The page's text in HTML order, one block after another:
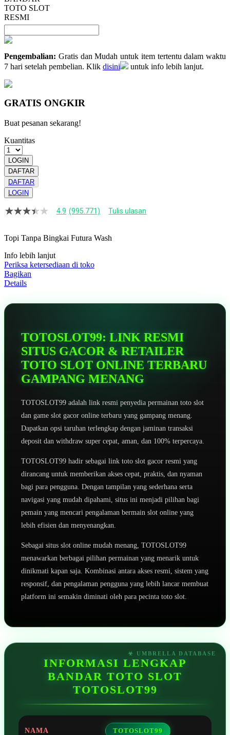
TOTO SLOT
RESMI
Pengembalian: Gratis dan Mudah untuk item tertentu dalam waktu
7 hari setelah pembelian. Klik disini untuk info lebih lanjut.
GRATIS ONGKIR
Buat pesanan sekarang!
Kuantitas
LOGIN
DAFTAR
DAFTAR
LOGIN
4.9
bintang,
rating
rata-
rata.
Read
13
Tautan
4.9 (995.771) Tulis ulasan
Topi Tanpa Bingkai Futura Wash
Info lebih lanjut
Periksa ketersediaan di toko
Bagikan
Details
TOTOSLOT99: LINK RESMI
SITUS GACOR & RETAILER
TOTO SLOT ONLINE TERBARU
GAMPANG MENANG
TOTOSLOT99 adalah link resmi penyedia permainan toto slot
dan game slot gacor online terbaru yang gampang menang.
Dapatkan opsi taruhan terlengkap dengan jaminan transaksi
deposit dan withdraw super cepat, aman, dan 100% terpercaya.
TOTOSLOT99 hadir sebagai link toto slot gacor resmi yang
dirancang untuk memberikan akses cepat, praktis, dan nyaman
bagi para pengguna. Dengan tampilan yang sederhana serta
navigasi yang mudah dipahami, situs ini menjadi pilihan bagi
pemain yang mencari pengalaman bermain slot online yang
lebih efisien dan menyenangkan.
Sebagai situs slot online mudah menang, TOTOSLOT99
menawarkan berbagai pilihan permainan yang menarik untuk
dinikmati kapan saja. Kombinasi antara akses resmi, sistem yang
responsif, dan pengalaman pengguna yang lebih lancar membuat
platform ini semakin diminati oleh para pecinta toto slot.
INFORMASI LENGKAP
BANDAR TOTO SLOT
TOTOSLOT99
NAMA TOTOSLOT99